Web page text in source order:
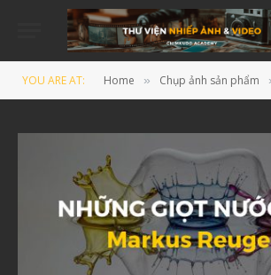
YOU ARE AT: Home » Chụp ảnh sản phẩm